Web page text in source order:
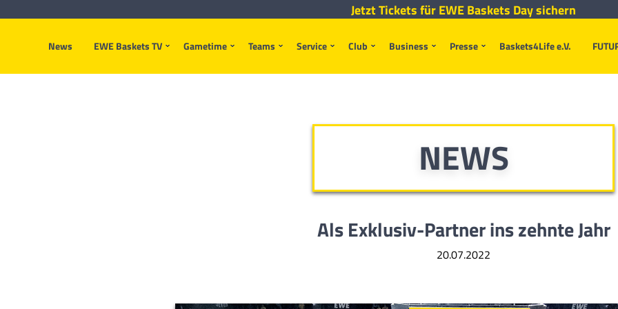
News EWE Baskets TV Gametime Teams Service Club Business Presse Baskets4Life e.V.
Jetzt Tickets für EWE Baskets Day sichern
NEWS
Als Exklusiv-Partner ins zehnte Jahr
20.07.2022